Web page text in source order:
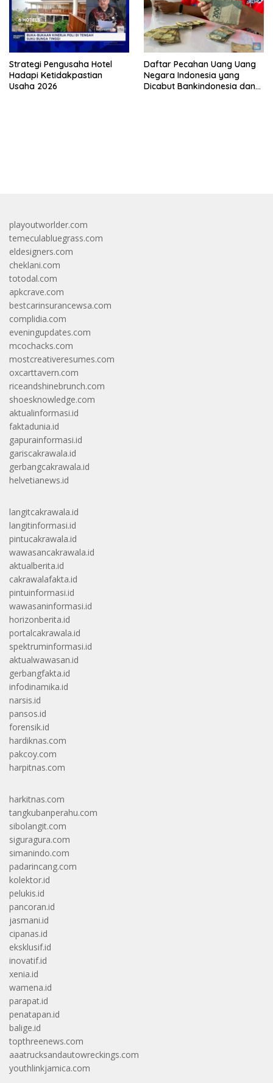
Strategi Pengusaha Hotel
Hadapi Ketidakpastian
Usaha 2026
Daftar Pecahan Uang Uang
Negara Indonesia yang
Dicabut Bankindonesia dan
playoutworlder.com
temeculabluegrass.com
eldesigners.com
cheklani.com
totodal.com
apkcrave.com
bestcarinsurancewsa.com
complidia.com
eveningupdates.com
mcochacks.com
mostcreativeresumes.com
oxcarttavern.com
riceandshinebrunch.com
shoesknowledge.com
aktualinformasi.id
faktadunia.id
gapurainformasi.id
gariscakrawala.id
gerbangcakrawala.id
helvetianews.id
langitcakrawala.id
langitinformasi.id
pintucakrawala.id
wawasancakrawala.id
aktualberita.id
cakrawalafakta.id
pintuinformasi.id
wawasaninformasi.id
horizonberita.id
portalcakrawala.id
spektruminformasi.id
aktualwawasan.id
gerbangfakta.id
infodinamika.id
narsis.id
pansos.id
forensik.id
hardiknas.com
pakcoy.com
harpitnas.com
harkitnas.com
tangkubanperahu.com
sibolangit.com
siguragura.com
simanindo.com
padarincang.com
kolektor.id
pelukis.id
pancoran.id
jasmani.id
cipanas.id
eksklusif.id
inovatif.id
xenia.id
wamena.id
parapat.id
penatapan.id
balige.id
topthreenews.com
aaatrucksandautowreckings.com
youthlinkjamica.com